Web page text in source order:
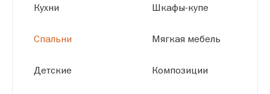
Кухни
Спальни
Детские
Шкафы-купе
Мягкая мебель
Композиции